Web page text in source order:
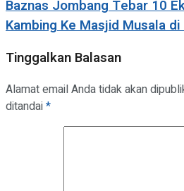
Baznas Jombang Tebar 10
Kambing Ke Masjid Musala
Tinggalkan Balasan
Alamat email Anda tidak akan
ditandai*